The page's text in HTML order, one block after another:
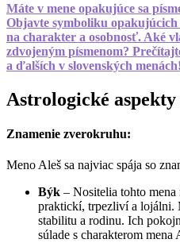
Máte v mene opakujúce sa
Objavte symboliku opakujúcich
na charakter a osobnosť. Aké
zdvojeným písmenom?
a ďalších v slovenských menách!
Astrologické aspekty
Znamenie zverokruhu:
Meno Aleš sa najviac spája so
Býk – Nositelia tohto
praktickí, trpezliví a lojálni.
stabilitu a rodinu. Ich
súlade s charakterom mena